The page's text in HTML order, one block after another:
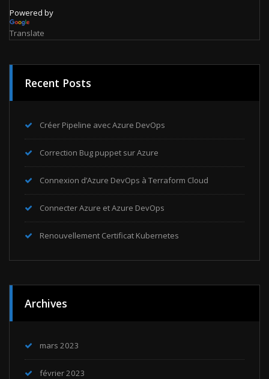
Powered by
Translate
Recent Posts
Créer Pipeline avec Azure DevOps
Correction Bug puppet sur Azure
Connexion d’Azure DevOps à Terraform Cloud
Connecter Azure et Azure DevOps
Renouvellement Certificat Kubernetes
Archives
mars 2023
février 2023